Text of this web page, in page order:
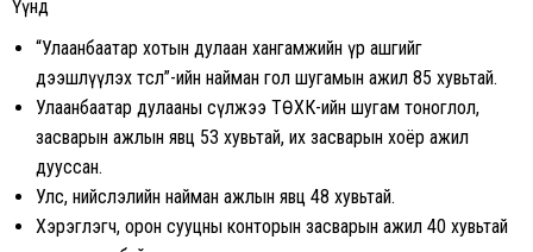
Үүнд
“Улаанбаатар хотын дулаан хангамжийн үр ашгийг
дээшлүүлэх төсөл”-ийн найман гол шугамын ажил 85 хувьтай.
Улаанбаатар дулааны сүлжээ ТӨХК-ийн шугам тоноглол,
засварын ажлын явц 53 хувьтай, их засварын хоёр ажил
дууссан.
Улс, нийслэлийн найман ажлын явц 48 хувьтай.
Хэрэглэгч, орон сууцны конторын засварын ажил 40 хувьтай